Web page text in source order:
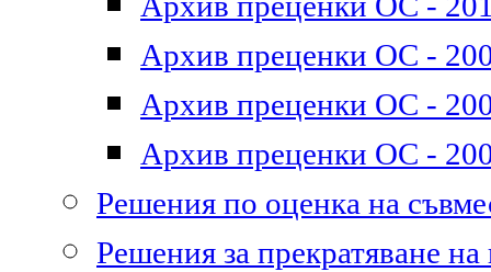
Архив преценки ОС -
Архив преценки ОС -
Архив преценки ОС -
Решения по оценка на
Решения за прекратяване